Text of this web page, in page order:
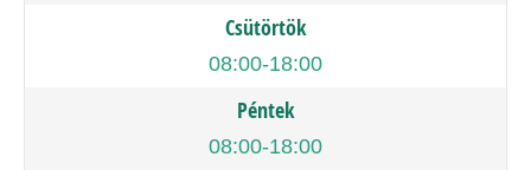
Csütörtök
08:00-18:00
Péntek
08:00-18:00